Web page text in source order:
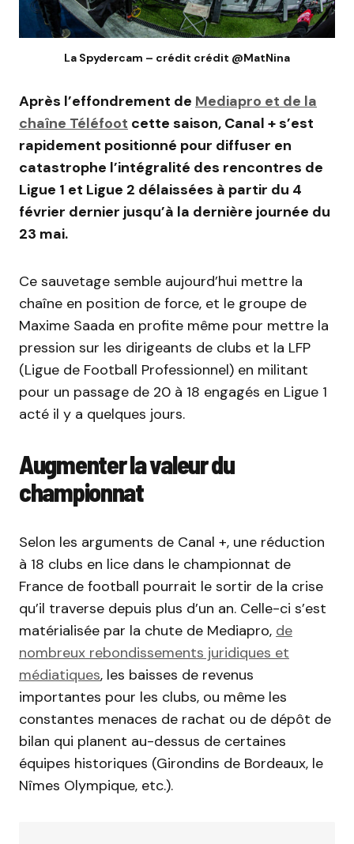
La Spydercam – crédit crédit @MatNina
Après l’effondrement de Mediapro et de la
chaîne Téléfoot cette saison, Canal + s’est
rapidement positionné pour diffuser en
catastrophe l’intégralité des rencontres de
Ligue 1 et Ligue 2 délaissées à partir du 4
février dernier jusqu’à la dernière journée du
23 mai.
Ce sauvetage semble aujourd’hui mettre la
chaîne en position de force, et le groupe de
Maxime Saada en profite même pour mettre la
pression sur les dirigeants de clubs et la LFP
(Ligue de Football Professionnel) en militant
pour un passage de 20 à 18 engagés en Ligue 1
acté il y a quelques jours.
Augmenter la valeur du
championnat
Selon les arguments de Canal +, une réduction
à 18 clubs en lice dans le championnat de
France de football pourrait le sortir de la crise
qu’il traverse depuis plus d’un an. Celle-ci s’est
matérialisée par la chute de Mediapro, de
nombreux rebondissements juridiques et
médiatiques, les baisses de revenus
importantes pour les clubs, ou même les
constantes menaces de rachat ou de dépôt de
bilan qui planent au-dessus de certaines
équipes historiques (Girondins de Bordeaux, le
Nîmes Olympique, etc.).